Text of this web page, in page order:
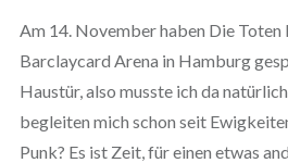
Am 14. November haben Die Toten
Barclaycard Arena in Hamburg
Haustür, also musste ich da
begleiten mich schon seit
Punk? Es ist Zeit, für einen etwas